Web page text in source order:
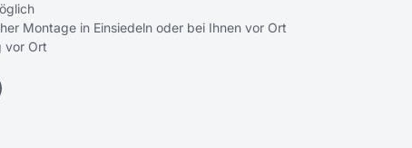
Montage in Einsiedeln oder bei Ihnen vor Ort
vor Ort